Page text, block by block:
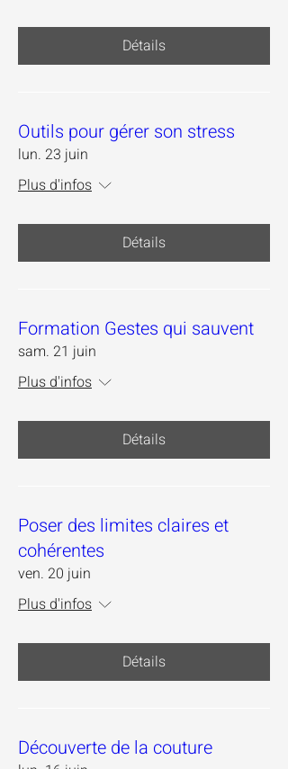
Détails
Outils pour gérer son stress
lun. 23 juin
Plus d'infos
Détails
Formation Gestes qui sauvent
sam. 21 juin
Plus d'infos
Détails
Poser des limites claires et
cohérentes
ven. 20 juin
Plus d'infos
Détails
Découverte de la couture